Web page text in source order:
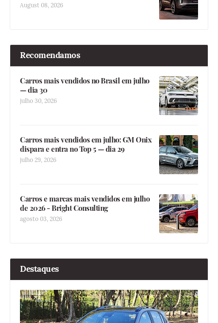
August 08, 2026
Recomendamos
Carros mais vendidos no Brasil em julho
— dia 30
julho 30, 2026
Carros mais vendidos em julho: GM Onix
dispara e entra no Top 5 — dia 29
julho 29, 2026
Carros e marcas mais vendidos em julho
de 2026 - Bright Consulting
agosto 03, 2026
Destaques